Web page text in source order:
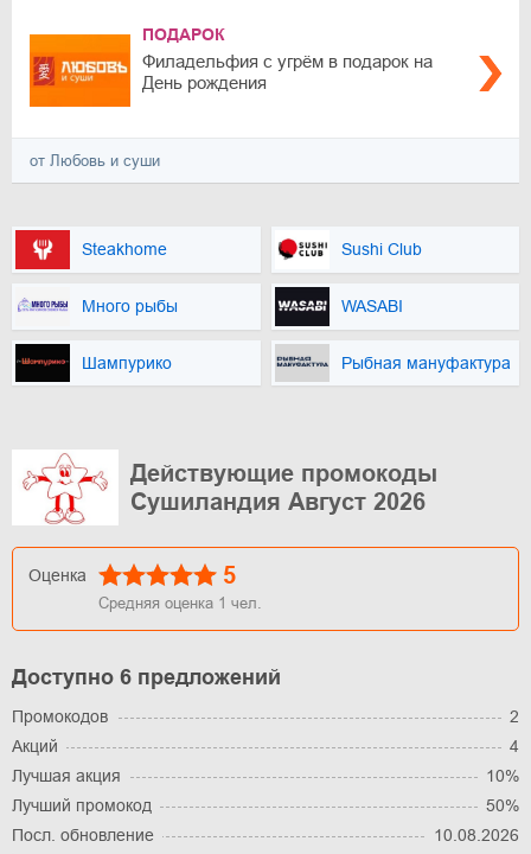
ПОДАРОК
Филадельфия с угрём в подарок на
День рождения
от Любовь и суши
Steakhome Sushi Club
Много рыбы WASABI
Шампурико Рыбная мануфактура
Действующие промокоды
Сушиландия Август 2026
Оценка 5
Средняя оценка 1 чел.
Доступно 6 предложений
Промокодов
2
Акций
4
Лучшая акция
10%
Лучший промокод
50%
Посл. обновление
10.08.2026